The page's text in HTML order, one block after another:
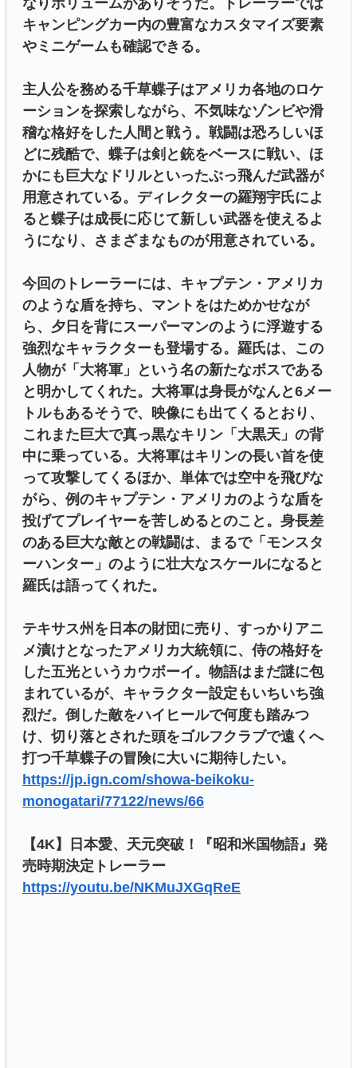
なりボリュームがありそうだ。トレーラーでは
キャンピングカー内の豊富なカスタマイズ要素
やミニゲームも確認できる。
主人公を務める千草蝶子はアメリカ各地のロケ
ーションを探索しながら、不気味なゾンビや滑
稽な格好をした人間と戦う。戦闘は恐ろしいほ
どに残酷で、蝶子は剣と銃をベースに戦い、ほ
かにも巨大なドリルといったぶっ飛んだ武器が
用意されている。ディレクターの羅翔宇氏によ
ると蝶子は成長に応じて新しい武器を使えるよ
うになり、さまざまなものが用意されている。
今回のトレーラーには、キャプテン・アメリカ
のような盾を持ち、マントをはためかせなが
ら、夕日を背にスーパーマンのように浮遊する
強烈なキャラクターも登場する。羅氏は、この
人物が「大将軍」という名の新たなボスである
と明かしてくれた。大将軍は身長がなんと6メー
トルもあるそうで、映像にも出てくるとおり、
これまた巨大で真っ黒なキリン「大黒天」の背
中に乗っている。大将軍はキリンの長い首を使
って攻撃してくるほか、単体では空中を飛びな
がら、例のキャプテン・アメリカのような盾を
投げてプレイヤーを苦しめるとのこと。身長差
のある巨大な敵との戦闘は、まるで「モンスタ
ーハンター」のように壮大なスケールになると
羅氏は語ってくれた。
テキサス州を日本の財団に売り、すっかりアニ
メ漬けとなったアメリカ大統領に、侍の格好を
した五光というカウボーイ。物語はまだ謎に包
まれているが、キャラクター設定もいちいち強
烈だ。倒した敵をハイヒールで何度も踏みつ
け、切り落とされた頭をゴルフクラブで遠くへ
打つ千草蝶子の冒険に大いに期待したい。
https://jp.ign.com/showa-beikoku-
monogatari/77122/news/66
【4K】日本愛、天元突破！『昭和米国物語』発
売時期決定トレーラー
https://youtu.be/NKMuJXGqReE